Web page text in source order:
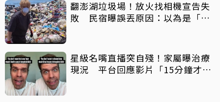
翻澎湖垃圾場！放火找相機宣告失
敗 民宿曝誤丟原因：以為是「按
星級名嘴直播突自殘！家屬曝治療
現況 平台回應影片「15分鐘才下